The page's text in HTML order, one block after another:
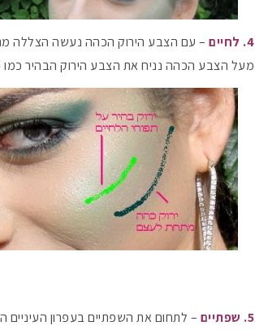
4. לחיים
– עם הצבע הירוק הכהה נעשה הצללה
מעל הצבע הכהה נניח את הצבע הירוק הבהיר
5. שפתיים
– לתחום את השפתיים בעפרון העיניים